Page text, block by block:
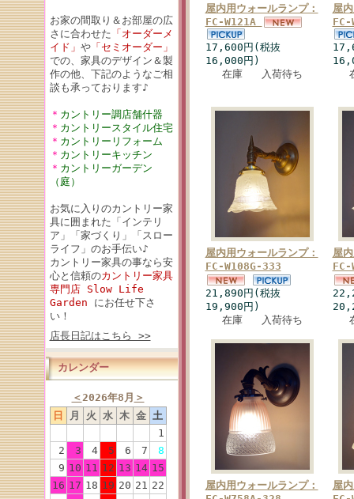
お家の間取り＆お部屋の広
さに合わせた 「オーダーメ
イド」 や「セミオーダー」
での、家具のデザイン＆製
作の他、下記のようなご相
談も承っております♪
＊ カントリー調店舗什器
＊ カントリースタイル住宅
＊ カントリーリフォーム
＊ カントリーキッチン
＊ カントリーガーデン
（庭）
お気に入りのカントリー家
具に囲まれた「インテリ
ア」「家づくり」「スロー
ライフ」のお手伝い♪
カントリー家具の事なら安
心と信頼のカントリー家具
専門店 Slow Life
Garden にお任せ下さ
い！
店長日記はこちら >>
カレンダー
＜2026年8月 ＞
日
月 火 水 木 金 土
1
2
3 4 5 6 7
8
9 10 11 12 13 14 15
16 17 18 19 20 21 22
屋内用ウォールランプ：
FC-W121A
17,600円(税抜
16,000円)
在庫 入荷待ち
屋
FC-
屋内用ウォールランプ：
FC-W108G-333
21,890円(税抜
19,900円)
在庫 入荷待ち
屋
FC-
屋内用ウォールランプ：
屋